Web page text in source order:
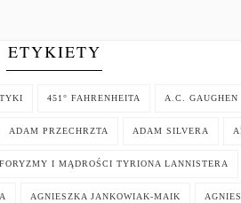
ETYKIETY
451° FAHRENHEITA A.C. GAUGHEN
ADAM PRZECHRZTA ADAM SILVERA
I MĄDROŚCI TYRIONA LANNISTERA
AGNIESZKA JANKOWIAK-MAIK